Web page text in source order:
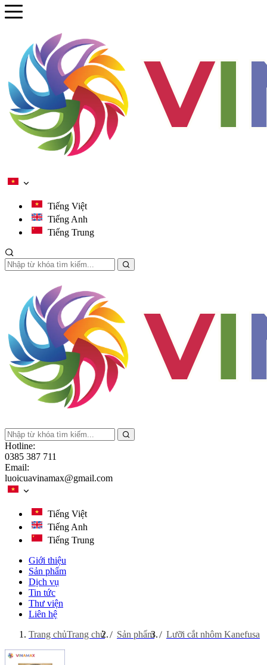
menu
Tiếng Việt
Tiếng Anh
Tiếng Trung
Hotline:
0385 387 711
Email:
luoicuavinamax@gmail.com
Tiếng Việt
Tiếng Anh
Tiếng Trung
Giới thiệu
Sản phẩm
Dịch vụ
Tin tức
Thư viện
Liên hệ
Trang chủTrang chủ Sản phẩm Lưỡi cắt nhôm Kanefusa